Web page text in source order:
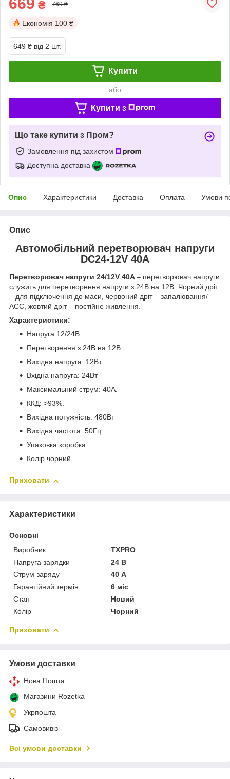
₴ 769 ₴
Економія 100 ₴
649 ₴ від 2 шт.
Купити
або
Купити з
Що таке купити з Пром?
Замовлення під захистом
Доступна доставка
Опис Характеристики Доставка Оплата Умови
Опис
Автомобільний перетворювач напруги
DC24-12V 40A
Перетворювач напруги 24/12V 40A– перетворювач напруги
служить для перетворення напруги з 24В на 12В. Чорний дріт
– для підключення до маси, червоний дріт – запалювання/
АСС, жовтий дріт – постійне живлення.
Характеристики:
Напруга 12/24В
Перетворення з 24В на 12В
Вихідна напруга: 12Вт
Вхідна напруга: 24Вт
Максимальний струм: 40A.
ККД: >93%.
Вихідна потужність: 480Вт
Вихідна частота: 50Гц
Упаковка коробка
Колір чорний
Приховати
Характеристики
Основні
Виробник
TXPRO
Напруга зарядки
24 В
Струм заряду
40 А
Гарантійний термін
6 міс
Стан
Новий
Колір
Чорний
Приховати
Умови доставки
Нова Пошта
Магазини Rozetka
Укрпошта
Самовивіз
Всі умови доставки